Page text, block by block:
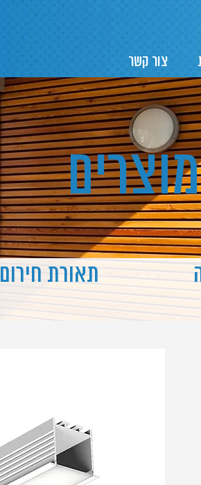
צור קשר
מוצרים
תאורת חירום